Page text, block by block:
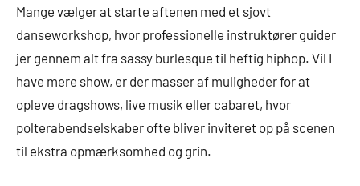
Mange vælger at starte aftenen med et sjovt
danseworkshop, hvor professionelle instruktører guider
jer gennem alt fra sassy burlesque til heftig hiphop. Vil I
have mere show, er der masser af muligheder for at
opleve dragshows, live musik eller cabaret, hvor
polterabendselskaber ofte bliver inviteret op på scenen
til ekstra opmærksomhed og grin.